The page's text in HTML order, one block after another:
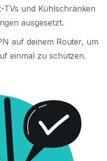
und Kühlschränken
ausgesetzt.
auf deinem Router, um
einmal zu schützen.